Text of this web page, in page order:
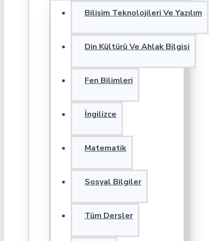
Bilişim Teknolojileri Ve Yazılım
Din Kültürü Ve Ahlak Bilgisi
Fen Bilimleri
İngilizce
Matematik
Sosyal Bilgiler
Tüm Dersler